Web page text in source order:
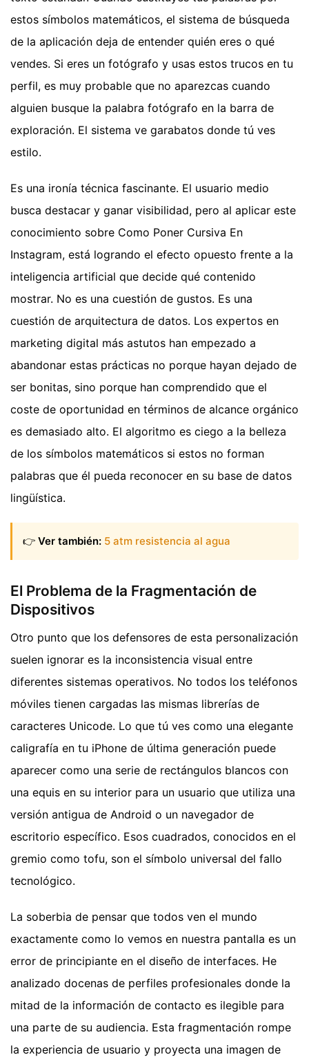
estos símbolos matemáticos, el sistema de búsqueda
de la aplicación deja de entender quién eres o qué
vendes. Si eres un fotógrafo y usas estos trucos en tu
perfil, es muy probable que no aparezcas cuando
alguien busque la palabra fotógrafo en la barra de
exploración. El sistema ve garabatos donde tú ves
estilo.
Es una ironía técnica fascinante. El usuario medio
busca destacar y ganar visibilidad, pero al aplicar este
conocimiento sobre Como Poner Cursiva En
Instagram, está logrando el efecto opuesto frente a la
inteligencia artificial que decide qué contenido
mostrar. No es una cuestión de gustos. Es una
cuestión de arquitectura de datos. Los expertos en
marketing digital más astutos han empezado a
abandonar estas prácticas no porque hayan dejado de
ser bonitas, sino porque han comprendido que el
coste de oportunidad en términos de alcance orgánico
es demasiado alto. El algoritmo es ciego a la belleza
de los símbolos matemáticos si estos no forman
palabras que él pueda reconocer en su base de datos
lingüística.
👉 Ver también: 5 atm resistencia al agua
El Problema de la Fragmentación de
Dispositivos
Otro punto que los defensores de esta personalización
suelen ignorar es la inconsistencia visual entre
diferentes sistemas operativos. No todos los teléfonos
móviles tienen cargadas las mismas librerías de
caracteres Unicode. Lo que tú ves como una elegante
caligrafía en tu iPhone de última generación puede
aparecer como una serie de rectángulos blancos con
una equis en su interior para un usuario que utiliza una
versión antigua de Android o un navegador de
escritorio específico. Esos cuadrados, conocidos en el
gremio como tofu, son el símbolo universal del fallo
tecnológico.
La soberbia de pensar que todos ven el mundo
exactamente como lo vemos en nuestra pantalla es un
error de principiante en el diseño de interfaces. He
analizado docenas de perfiles profesionales donde la
mitad de la información de contacto es ilegible para
una parte de su audiencia. Esta fragmentación rompe
la experiencia de usuario y proyecta una imagen de